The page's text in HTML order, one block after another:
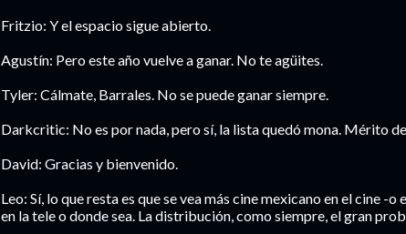
Fritzio: Y el espacio sigue abierto.
Agustín: Pero este año vuelve a ganar. No te agüites.
Tyler: Cálmate, Barrales. No se puede ganar siempre.
Darkcritic: No es por nada, pero sí, la lista quedó mona. Mérito
David: Gracias y bienvenido.
Leo: Sí, lo que resta es que se vea más cine mexicano en el cine -
en la tele o donde sea. La distribución, como siempre, el gran